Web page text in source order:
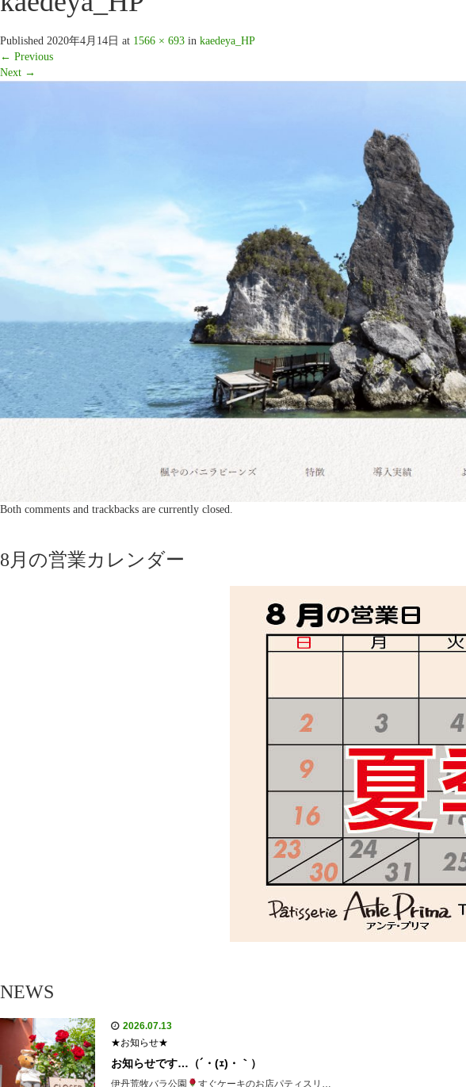
Published 2020年4月14日 at 1566 × 693 in kaedeya_HP
← Previous
Next →
Both comments and trackbacks are currently closed.
8月の営業カレンダー
NEWS
2026.07.13
★お知らせ★
お知らせです…（´・(ｪ)・｀）
伊丹荒牧バラ公園 すぐケーキのお店パティスリ…